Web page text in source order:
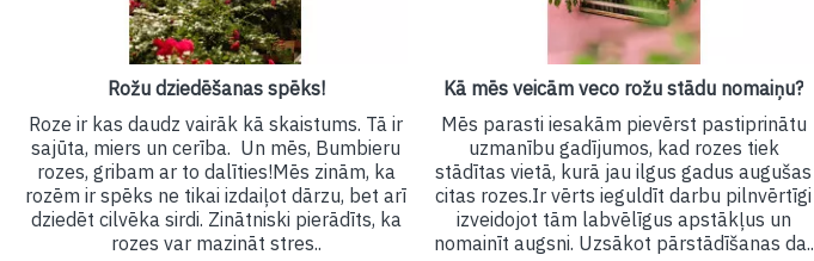
Rožu dziedēšanas spēks!
Roze ir kas daudz vairāk kā skaistums. Tā ir
sajūta, miers un cerība. Un mēs, Bumbieru
rozes, gribam ar to dalīties!Mēs zinām, ka
rozēm ir spēks ne tikai izdaiļot dārzu, bet arī
dziedēt cilvēka sirdi. Zinātniski pierādīts, ka
rozes var mazināt stres..
Kā mēs veicām veco rožu stādu nomaiņu?
Mēs parasti iesakām pievērst pastiprinātu
uzmanību gadījumos, kad rozes tiek
stādītas vietā, kurā jau ilgus gadus augušas
citas rozes.Ir vērts ieguldīt darbu pilnvērtīgi
izveidojot tām labvēlīgus apstākļus un
nomainīt augsni. Uzsākot pārstādīšanas da..